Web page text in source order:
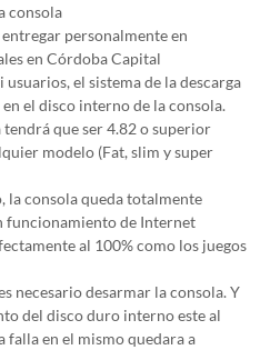
consola
personalmente en
en Córdoba Capital
el sistema de la descarga
el disco interno de la consola.
que ser 4.82 o superior
modelo (Fat, slim y super
la consola queda totalmente
funcionamiento de Internet
al 100% como los juegos
necesario desarmar la consola. Y
del disco duro interno este al
falla en el mismo quedara a